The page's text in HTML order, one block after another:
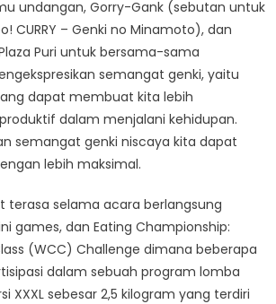
undangan, Gorry-Gank (sebutan untuk
CURRY – Genki no Minamoto), dan
Puri untuk bersama-sama
semangat genki, yaitu
dapat membuat kita lebih
dalam menjalani kehidupan.
semangat genki niscaya kita dapat
lebih maksimal.
terasa selama acara berlangsung
games, dan Eating Championship:
(WCC) Challenge dimana beberapa
dalam sebuah program lomba
XXXL sebesar 2,5 kilogram yang terdiri